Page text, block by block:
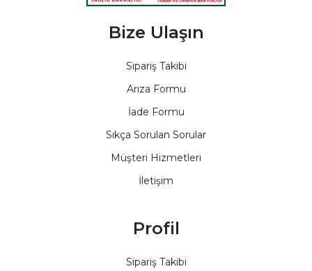
Bize Ulaşın
Sipariş Takibi
Arıza Formu
İade Formu
Sıkça Sorulan Sorular
Müşteri Hizmetleri
İletişim
Profil
Sipariş Takibi